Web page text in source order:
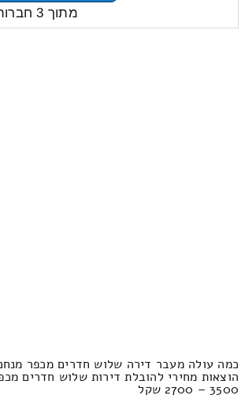
מתוך 3 חברות הובלות
כמה עולה מעבר דירה שלוש חדרים מכפר
הוצאות מחירי להובלת דירות שלוש חדרים
3500 – 2700 שקל